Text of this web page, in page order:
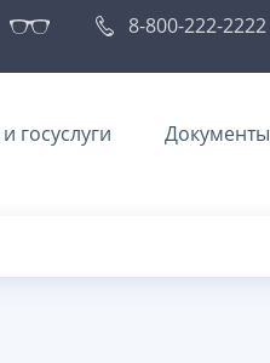
8-800-222-2222
госуслуги Документы